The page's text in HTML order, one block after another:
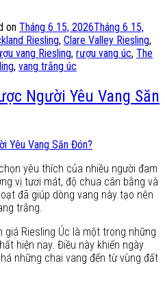
on Tháng 6 15, 2026Tháng 6 15,
Riesling, Clare Valley Riesling,
vang Riesling, rượu vang úc, The
, vang trắng úc
Người Yêu Vang Săn
yêu thích của nhiều người đam
vị tươi mát, độ chua cân bằng và
đã giúp dòng vang này tạo nên
trắng.
Riesling Úc là một trong những
hiện nay. Điều này khiến ngày
những chai vang đến từ vùng đất